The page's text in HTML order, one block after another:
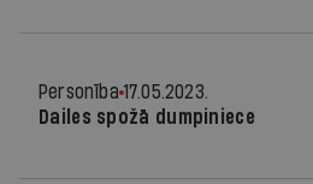
Personība 17.05.2023.
Dailes spožā dumpiniece